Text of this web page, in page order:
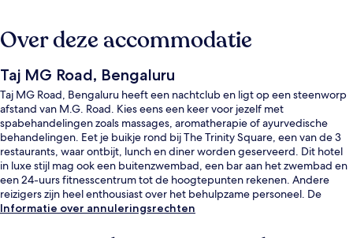
Over deze accommodatie
Taj MG Road, Bengaluru
Taj MG Road, Bengaluru heeft een nachtclub en ligt op een steenworp
afstand van M.G. Road. Kies eens een keer voor jezelf met
spabehandelingen zoals massages, aromatherapie of ayurvedische
behandelingen. Eet je buikje rond bij The Trinity Square, een van de 3
restaurants, waar ontbijt, lunch en diner worden geserveerd. Dit hotel
in luxe stijl mag ook een buitenzwembad, een bar aan het zwembad en
een 24-uurs fitnesscentrum tot de hoogtepunten rekenen. Andere
reizigers zijn heel enthousiast over het behulpzame personeel. De
accommodatie ligt op korte loopafstand van het openbaar vervoer: het
Informatie over annuleringsrechten